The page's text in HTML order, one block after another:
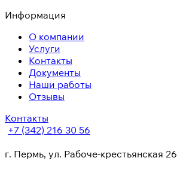
Информация
О компании
Услуги
Контакты
Документы
Наши работы
Отзывы
Контакты
+7 (342) 216 30 56
г. Пермь, ул. Рабоче-крестьянская 26